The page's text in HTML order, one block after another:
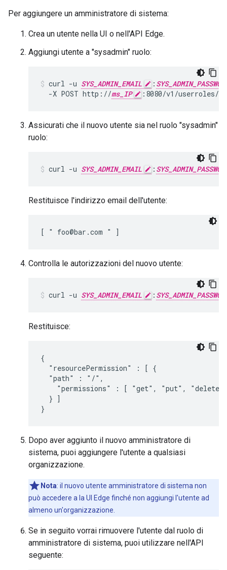
Per aggiungere un amministratore di sistema:
Crea un utente nella UI o nell'API Edge.
Aggiungi utente a "sysadmin" ruolo:
curl -u SYS_ADMIN_EMAIL :
  -X POST http://
ms_IP :8080/v1/userroles/
Assicurati che il nuovo utente sia nel ruolo "sysadmin"
ruolo:
curl -u SYS_ADMIN_EMAIL :
Restituisce l'indirizzo email dell'utente:
[ " foo@bar.com " ]
Controlla le autorizzazioni del nuovo utente:
curl -u SYS_ADMIN_EMAIL :
Restituisce:
{
  "resourcePermission" : [ {
  "path" : "/",
"permissions" : [ "get", "put", "delete"
  } ]
}
Dopo aver aggiunto il nuovo amministratore di
sistema, puoi aggiungere l'utente a qualsiasi
organizzazione.
Nota: il nuovo utente amministratore di sistema non
può accedere a la UI Edge finché non aggiungi l'utente ad
almeno un'organizzazione.
Se in seguito vorrai rimuovere l'utente dal ruolo di
amministratore di sistema, puoi utilizzare nell'API
seguente: